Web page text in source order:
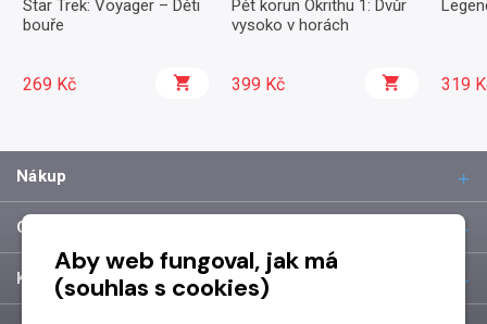
Star Trek: Voyager – Děti
bouře
269 Kč
Pět korun Okrithu 1: Dvůr
vysoko v horách
399 Kč 319
Nákup
O společnosti
Kontakt
Aby web fungoval, jak má
(souhlas s cookies)